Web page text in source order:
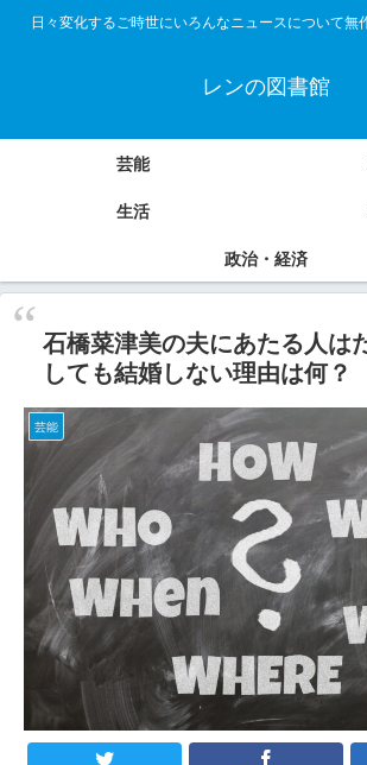
日々変化するご時世にいろんなニュースについて無
レンの図書館
芸能
生活
政治・経済
石橋菜津美の夫にあたる人は
しても結婚しない理由は何？
芸能